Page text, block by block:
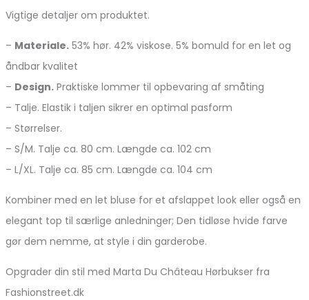
Vigtige detaljer om produktet.
– Materiale. 53% hør. 42% viskose. 5% bomuld for en let og
åndbar kvalitet
– Design. Praktiske lommer til opbevaring af småting
– Talje. Elastik i taljen sikrer en optimal pasform
– Størrelser.
– S/M. Talje ca. 80 cm. Længde ca. 102 cm
– L/XL. Talje ca. 85 cm. Længde ca. 104 cm
Kombiner med en let bluse for et afslappet look eller også en
elegant top til særlige anledninger; Den tidløse hvide farve
gør dem nemme, at style i din garderobe.
Opgrader din stil med Marta Du Château Hørbukser fra
Fashionstreet.dk